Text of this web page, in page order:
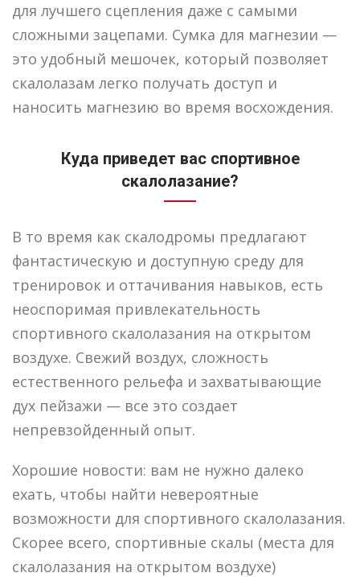
для лучшего сцепления даже с самыми
сложными зацепами. Сумка для магнезии —
это удобный мешочек, который позволяет
скалолазам легко получать доступ и
наносить магнезию во время восхождения.
Куда приведет вас спортивное
скалолазание?
В то время как скалодромы предлагают
фантастическую и доступную среду для
тренировок и оттачивания навыков, есть
неоспоримая привлекательность
спортивного скалолазания на открытом
воздухе. Свежий воздух, сложность
естественного рельефа и захватывающие
дух пейзажи — все это создает
непревзойденный опыт.
Хорошие новости: вам не нужно далеко
ехать, чтобы найти невероятные
возможности для спортивного скалолазания.
Скорее всего, спортивные скалы (места для
скалолазания на открытом воздухе)